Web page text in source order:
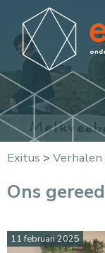
Exitus > Verhalen
Ons
11 februari 2025